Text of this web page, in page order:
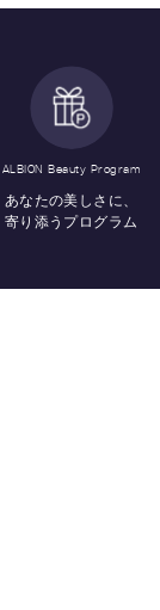
ALBION Beauty Program
あなたの美しさに、
寄り添うプログラム